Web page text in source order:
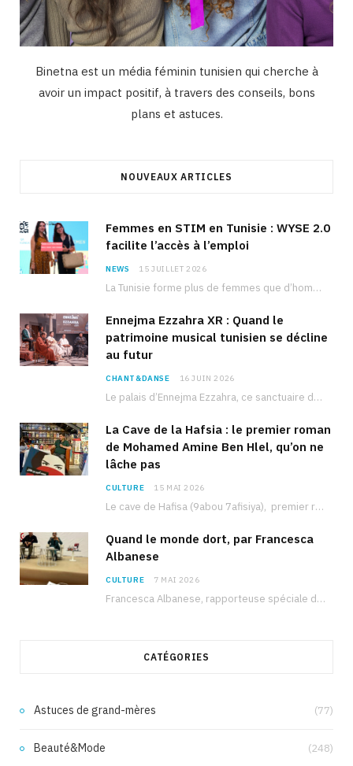
Binetna est un média féminin tunisien qui cherche à
avoir un impact positif, à travers des conseils, bons
plans et astuces.
NOUVEAUX ARTICLES
Femmes en STIM en Tunisie : WYSE 2.0
facilite l’accès à l’emploi
NEWS 15 JUILLET 2026
La Tunisie forme plus de femmes que d’hommes dans les filières scientifiques. Pourtant, pour beaucoup…
Ennejma Ezzahra XR : Quand le
patrimoine musical tunisien se décline
au futur
CHANT&DANSE 16 JUIN 2026
Le palais d’Ennejma Ezzahra, ce sanctuaire de la musique tunisienne et méditerranéenne construit par le…
La Cave de la Hafsia : le premier roman
de Mohamed Amine Ben Hlel, qu’on ne
lâche pas
CULTURE 15 MAI 2026
Le cave de Hafisa (9abou 7afisiya), premier roman du journaliste tunisien Mohamed Amine Ben Hlel,…
Quand le monde dort, par Francesca
Albanese
CULTURE 7 MAI 2026
Francesca Albanese, rapporteuse spéciale de l’ONU sur les territoires palestiniens occupés, était à Tunis pour…
CATÉGORIES
Astuces de grand-mères (77)
Beauté&Mode (248)